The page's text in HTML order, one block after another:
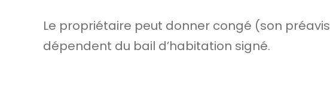
Le propriétaire peut donner congé (son
dépendent du bail d’habitation signé.